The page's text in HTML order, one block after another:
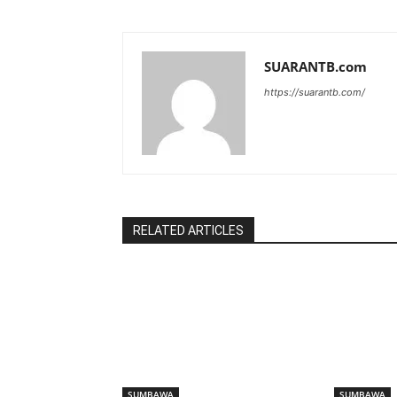
SUARANTB.com
https://suarantb.com/
RELATED ARTICLES
SUMBAWA SUMBAWA